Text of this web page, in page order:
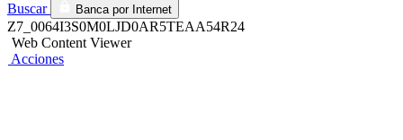
Buscar Banca por Internet
Z7_0064I3S0M0LJD0AR5TEAA54R24
Web Content Viewer
Acciones